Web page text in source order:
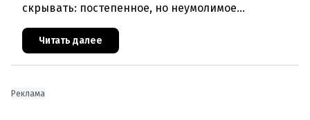
скрывать: постепенное, но неумолимое
сокращение численности населения
европейского происхождения. «Часы замен
Читать далее
Реклама